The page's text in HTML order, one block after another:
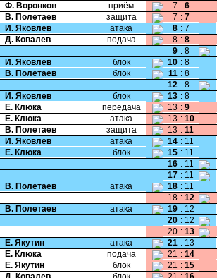
Ф. Воронков приём 7 : 6
В. Полетаев защита 7 : 7
И. Яковлев атака 8 : 7
Д. Ковалев подача 8 : 8
9 : 8
И. Яковлев блок 10 : 8
В. Полетаев блок 11 : 8
12 : 8
И. Яковлев блок 13 : 8
Е. Клюка передача 13 : 9
Е. Клюка атака 13 : 10
В. Полетаев защита 13 : 11
И. Яковлев атака 14 : 11
Е. Клюка блок 15 : 11
16 : 11
17 : 11
В. Полетаев атака 18 : 11
18 : 12
В. Полетаев атака 19 : 12
20 : 12
20 : 13
Е. Якутин атака 21 : 13
Е. Клюка подача 21 : 14
Е. Якутин блок 21 : 15